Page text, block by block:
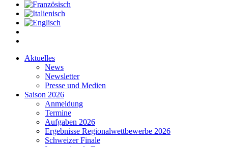
Aktuelles
News
Newsletter
Presse und Medien
Saison 2026
Anmeldung
Termine
Aufgaben 2026
Ergebnisse Regionalwettbewerbe 2026
Schweizer Finale